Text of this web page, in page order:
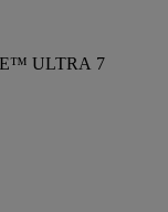
ULTRA 7